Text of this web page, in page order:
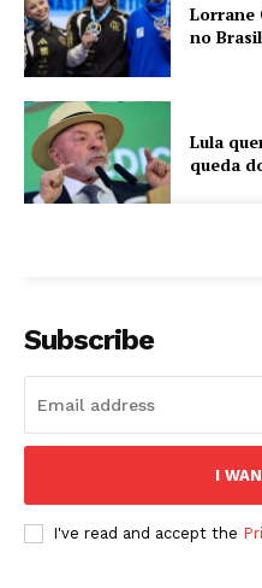
Lorrane
no
Lula
queda
Subscribe
I
I've read and accept the